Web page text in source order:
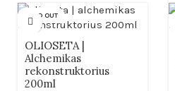
SOLD OUT
OLIOSETA |
Alchemikas
rekonstruktorius
200ml